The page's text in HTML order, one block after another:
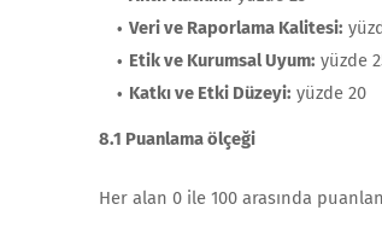
Veri ve Raporlama Kalitesi:
Etik ve Kurumsal Uyum: yüzde
Katkı ve Etki Düzeyi: yüzde 20
8.1 Puanlama ölçeği
Her alan 0 ile 100 arasında